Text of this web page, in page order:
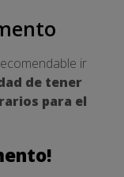
ir
de tener
para el